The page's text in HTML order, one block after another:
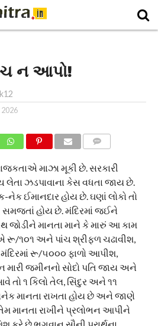
ન આપો!
2026
માઝા મૂકી છે. સરકારી
લેતા ઝડપાવાના કેસ વધતા જાય છે.
ઈમાનદાર હોય છે. ઘણાં લોકો તો
સમજતાં હોય છે. મંદિરમાં જઈને
જોડીને માનતા માને કે મારું આ કામ
રૂ/૧૦૧ અને પાંચ શ્રીફળ ચઢાવીશ,
મંદિરમાં રૂ/૫૦૦૦ ફાળો આપીશ,
મારી જમીનનો સોદો પતિ જાય અને
તો ૧ કિલો તેલ, સિંદુર અને ૧૧
માનતા રાખતા હોય છે અને જાણે
માનતા રાખીને પ્રલોભન આપીને